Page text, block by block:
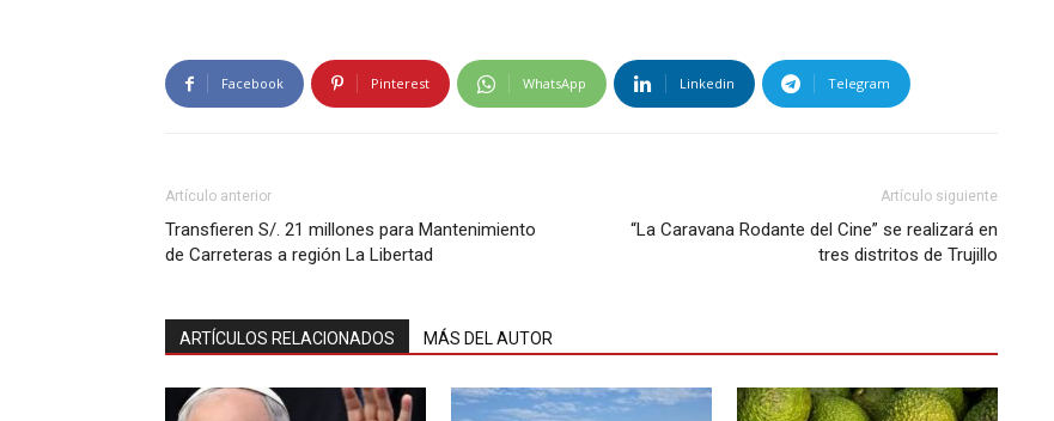
Facebook Pinterest WhatsApp Linkedin Telegram
Artículo anterior
Transfieren S/. 21 millones para Mantenimiento
de Carreteras a región La Libertad
Artículo siguiente
“La Caravana Rodante del Cine” se realizará en
tres distritos de Trujillo
ARTÍCULOS RELACIONADOS MÁS DEL AUTOR